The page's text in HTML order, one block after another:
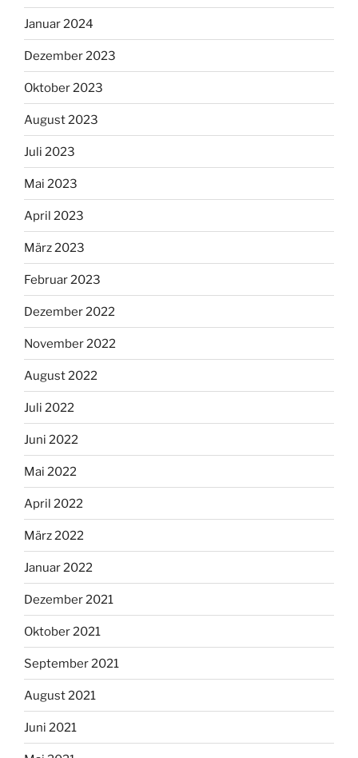
Januar 2024
Dezember 2023
Oktober 2023
August 2023
Juli 2023
Mai 2023
April 2023
März 2023
Februar 2023
Dezember 2022
November 2022
August 2022
Juli 2022
Juni 2022
Mai 2022
April 2022
März 2022
Januar 2022
Dezember 2021
Oktober 2021
September 2021
August 2021
Juni 2021